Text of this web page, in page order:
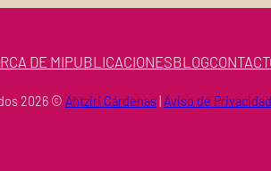
DE MIPUBLICACIONESBLOG
2026 © Ahtziri Cárdenas Aviso de Privacidad